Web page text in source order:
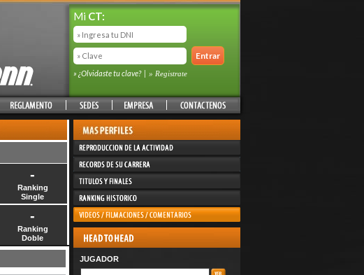
Mi CT:
» ¿Olvidaste tu clave? | » Registrate
-
Ranking
Single
-
Ranking
Doble
JUGADOR